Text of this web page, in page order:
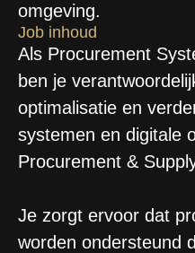
omgeving.
Job inhoud
Als Procurement
ben je
optimalisatie en
systemen en digitale
Procurement &
Je zorgt ervoor dat
worden ondersteund